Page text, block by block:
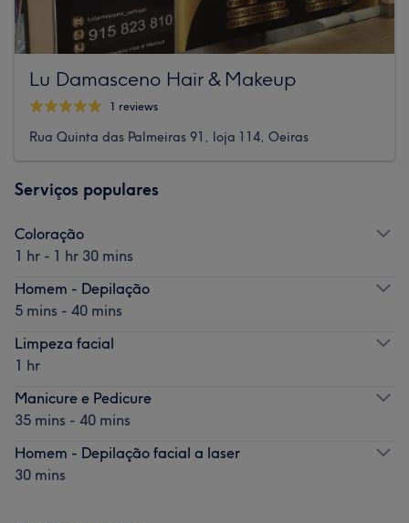
Lu Damasceno Hair & Makeup
1 reviews
Rua Quinta das Palmeiras 91, loja 114, Oeiras
Serviços populares
Coloração
1 hr - 1 hr 30 mins
Homem - Depilação
5 mins - 40 mins
Limpeza facial
1 hr
Manicure e Pedicure
35 mins - 40 mins
Homem - Depilação facial a laser
30 mins